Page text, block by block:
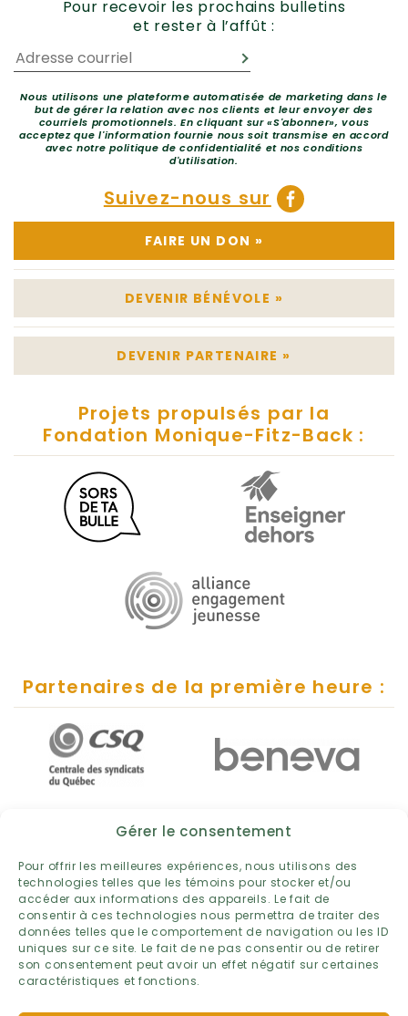
Gérer le consentement
Pour offrir les meilleures expériences, nous utilisons des
technologies telles que les témoins pour stocker et/ou
accéder aux informations des appareils. Le fait de
consentir à ces technologies nous permettra de traiter des
données telles que le comportement de navigation ou les ID
uniques sur ce site. Le fait de ne pas consentir ou de retirer
son consentement peut avoir un effet négatif sur certaines
caractéristiques et fonctions.
Pour recevoir les prochains bulletins
et rester à l’affût :
Nous utilisons une plateforme automatisée de marketing dans le
but de gérer la relation avec nos clients et leur envoyer des
courriels promotionnels. En cliquant sur «S'abonner», vous
acceptez que l'information fournie nous soit transmise en accord
avec notre politique de confidentialité et nos conditions
d'utilisation.
Suivez-nous sur
FAIRE UN DON »
DEVENIR BÉNÉVOLE »
DEVENIR PARTENAIRE »
Projets propulsés par la
Fondation Monique-Fitz-Back :
Partenaires de la première heure :